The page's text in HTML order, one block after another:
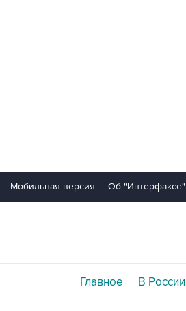
Мобильная версия Об "Интерфаксе"
Главное В России